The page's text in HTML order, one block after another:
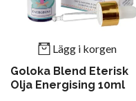
Lägg i korgen
Goloka Blend Eterisk
Olja Energising 10ml